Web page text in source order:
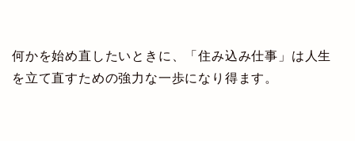
何かを始め直したいときに、「住み込み仕事」は人生
を立て直すための強力な一歩になり得ます。